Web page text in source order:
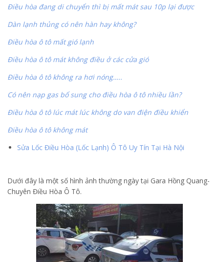
Điều hòa đang di chuyển thì bị mất mát sau 10p lại được
Dàn lạnh thủng có nên hàn hay không?
Điều hòa ô tô mất gió lạnh
Điều hòa ô tô mát không điều ở các cửa gió
Điều hòa ô tô không ra hơi nóng…..
Có nên nạp gas bổ sung cho điều hòa ô tô nhiều lần?
Điều hòa ô tô lúc mát lúc không do van điện điều khiển
Điều hòa ô tô không mát
Sửa Lốc Điều Hòa (Lốc Lạnh) Ô Tô Uy Tín Tại Hà Nội
Dưới đây là một số hình ảnh thường ngày tại Gara Hồng Quang-
Chuyên Điều Hòa Ô Tô.